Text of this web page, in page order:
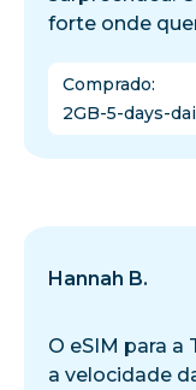
forte onde
Comprado:
2GB-5-days-
Hannah B.
O eSIM para a
a velocidade